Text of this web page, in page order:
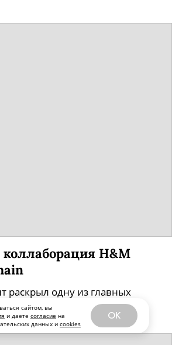
сайтом, вы
и даете согласие на
данных и cookies
OK
H&M
раскрыл одну из главных
моды.